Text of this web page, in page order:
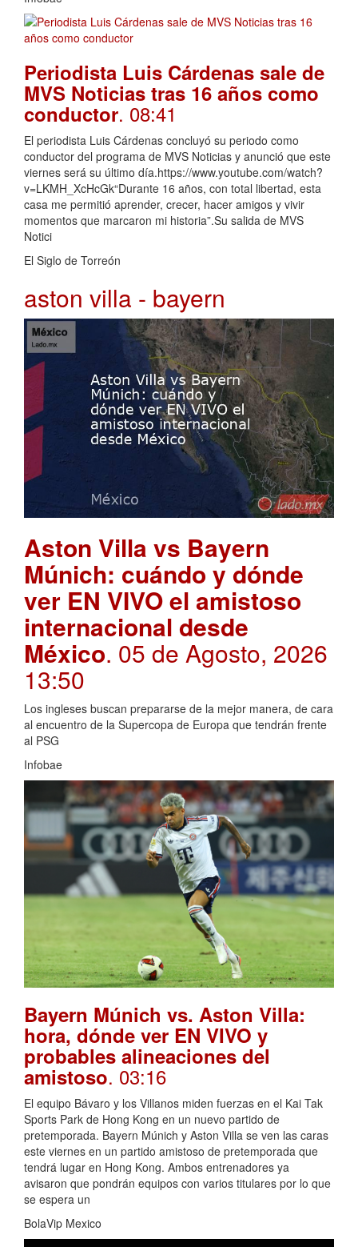
Periodista Luis Cárdenas sale de
MVS Noticias tras 16 años como
conductor. 08:41
El periodista Luis Cárdenas concluyó su periodo como
conductor del programa de MVS Noticias y anunció que este
viernes será su último día.https://www.youtube.com/watch?
v=LKMH_XcHcGk“Durante 16 años, con total libertad, esta
casa me permitió aprender, crecer, hacer amigos y vivir
momentos que marcaron mi historia”.Su salida de MVS
Notici
El Siglo de Torreón
aston villa - bayern
Aston Villa vs Bayern
Múnich: cuándo y dónde
ver EN VIVO el amistoso
internacional desde
México. 05 de Agosto, 2026
13:50
Los ingleses buscan prepararse de la mejor manera, de cara
al encuentro de la Supercopa de Europa que tendrán frente
al PSG
Infobae
Bayern Múnich vs. Aston Villa:
hora, dónde ver EN VIVO y
probables alineaciones del
amistoso. 03:16
El equipo Bávaro y los Villanos miden fuerzas en el Kai Tak
Sports Park de Hong Kong en un nuevo partido de
pretemporada. Bayern Múnich y Aston Villa se ven las caras
este viernes en un partido amistoso de pretemporada que
tendrá lugar en Hong Kong. Ambos entrenadores ya
avisaron que pondrán equipos con varios titulares por lo que
se espera un
BolaVip Mexico